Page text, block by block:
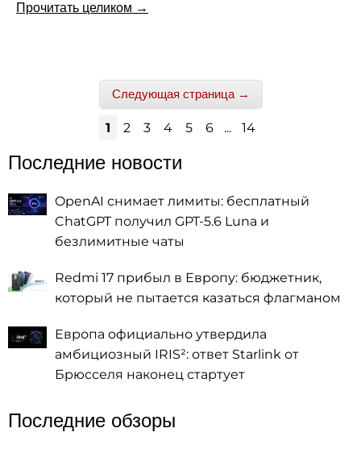
Прочитать целиком →
Следующая страница →
1 2 3 4 5 6 ... 14
Последние новости
OpenAI снимает лимиты: бесплатный
ChatGPT получил GPT-5.6 Luna и
безлимитные чаты
Redmi 17 прибыл в Европу: бюджетник,
который не пытается казаться флагманом
Европа официально утвердила
амбициозный IRIS²: ответ Starlink от
Брюсселя наконец стартует
Последние обзоры